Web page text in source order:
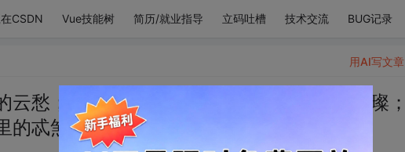
CSDN Vue技能树 简历/就业指导 立码吐槽 技术交流 BUG记录
云愁；眼睛不是眼睛，是江河奔腾汇聚的璀璨；
的忒煞情浓
用AI写文章